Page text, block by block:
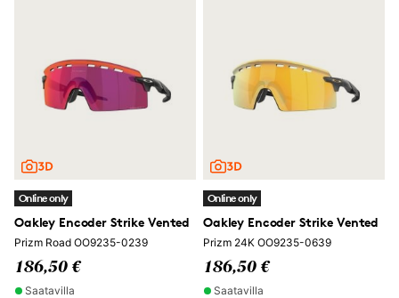
Online only
Oakley Encoder Strike Vented
Prizm Road OO9235-0239
186,50 €
Saatavilla
Online only
Oakley Encoder Strike Vented
Prizm 24K OO9235-0639
186,50 €
Saatavilla